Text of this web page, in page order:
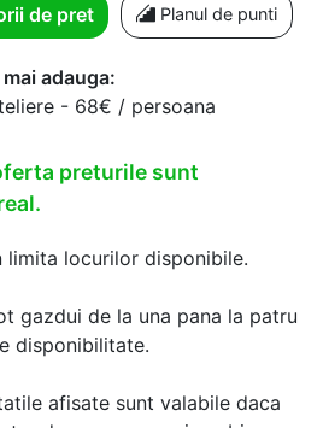
de pret Planul de punti
adauga:
- 68€ / persoana
preturile sunt
limita locurilor disponibile.
gazdui de la una pana la patru
disponibilitate.
afisate sunt valabile daca